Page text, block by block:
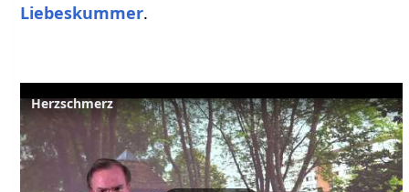
Liebeskummer.
Herzschmerz